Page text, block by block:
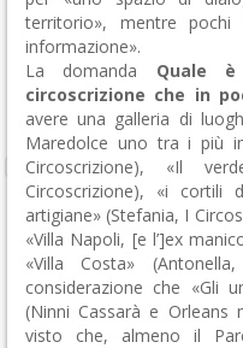
territorio», mentre
informazione».
La domanda Quale
circoscrizione che in
avere una galleria di
Maredolce uno tra i più
Circoscrizione), «Il
Circoscrizione), «i
artigiane» (Stefania, I
«Villa Napoli, [e l’]ex
«Villa Costa»
considerazione che «Gli
(Ninni Cassarà e
visto che, almeno il